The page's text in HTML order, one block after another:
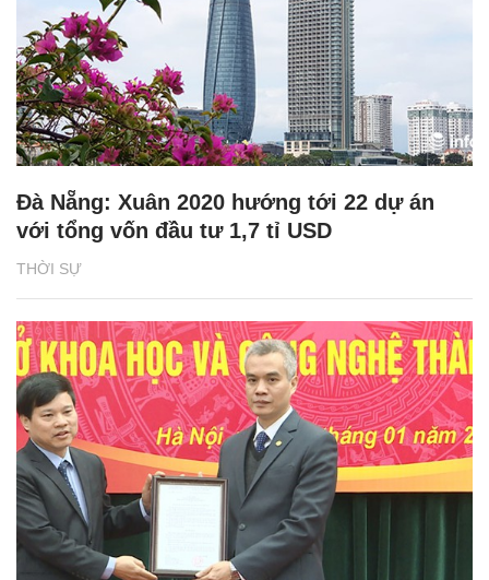
THỜI SỰ
Đà Nẵng: Xuân 2020 hướng tới 22 dự án
với tổng vốn đầu tư 1,7 tỉ USD